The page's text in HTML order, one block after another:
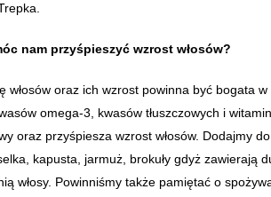
nam przyśpieszyć wzrost włosów?
włosów oraz ich wzrost powinna być bogata w
omega-3, kwasów tłuszczowych i
oraz przyśpiesza wzrost włosów. Dodajmy
kapusta, jarmuż, brokuły gdyż zawierają
włosy. Powinniśmy także pamiętać o